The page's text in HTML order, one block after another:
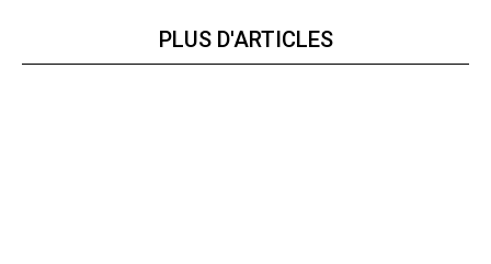
PLUS D'ARTICLES